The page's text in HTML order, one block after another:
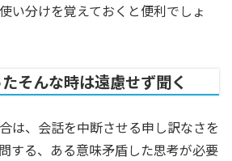
い分けを覚えておくと便利でしょ
そんな時は遠慮せず聞く
は、会話を中断させる申し訳なさを
する、ある意味矛盾した思考が必要